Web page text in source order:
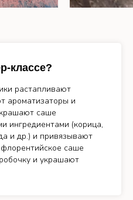
классе?
растапливают
ароматизаторы и
саше
ингредиентами (корица,
и др.) и привязывают
саше
и украшают